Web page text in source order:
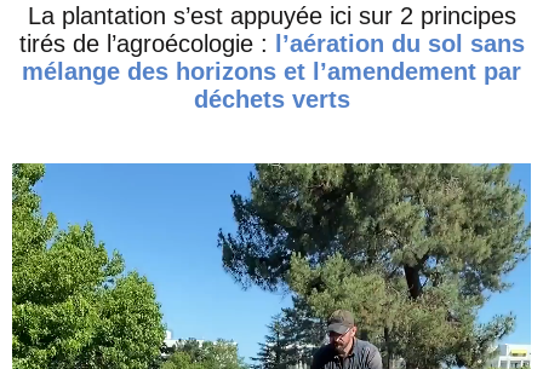
La plantation s’est appuyée ici sur 2 principes
tirés de l’agroécologie : l’aération du sol sans
mélange des horizons et l’amendement par
déchets verts